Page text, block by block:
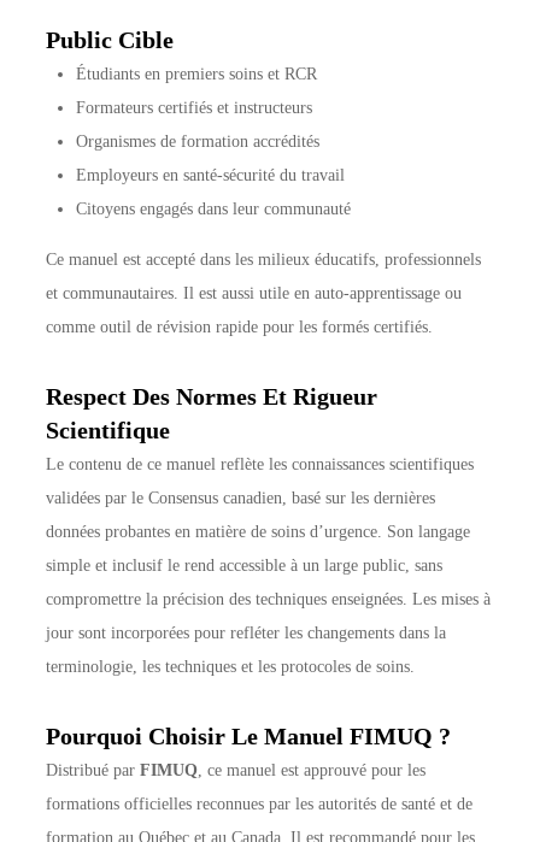
Public Cible
Étudiants en premiers soins et RCR
Formateurs certifiés et instructeurs
Organismes de formation accrédités
Employeurs en santé-sécurité du travail
Citoyens engagés dans leur communauté
Ce manuel est accepté dans les milieux éducatifs, professionnels
et communautaires. Il est aussi utile en auto-apprentissage ou
comme outil de révision rapide pour les formés certifiés.
Respect Des Normes Et Rigueur
Scientifique
Le contenu de ce manuel reflète les connaissances scientifiques
validées par le Consensus canadien, basé sur les dernières
données probantes en matière de soins d’urgence. Son langage
simple et inclusif le rend accessible à un large public, sans
compromettre la précision des techniques enseignées. Les mises à
jour sont incorporées pour refléter les changements dans la
terminologie, les techniques et les protocoles de soins.
Pourquoi Choisir Le Manuel FIMUQ ?
Distribué parFIMUQ , ce manuel est approuvé pour les
formations officielles reconnues par les autorités de santé et de
formation au Québec et au Canada. Il est recommandé pour les